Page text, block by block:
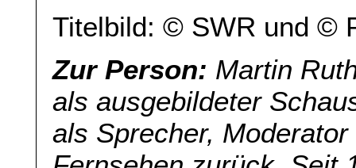
Titelbild: © SWR und ©
Zur Person: Martin
als ausgebildeter
als Sprecher,